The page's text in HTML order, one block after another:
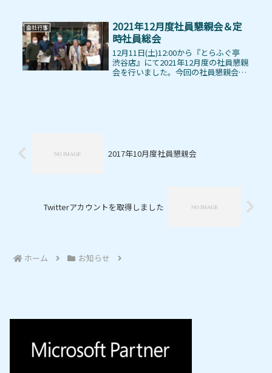
会社行事
2021年12月度社員懇親会＆定
時社員総会
12月11日(土)12:00から『とらふぐ亭
渋谷店』にて2021年12月度の社員懇親
会を行いました。今回の社員懇親会は
2017年10月度社員懇親会
Twitterアカウントを取得しました
ホーム お知らせ